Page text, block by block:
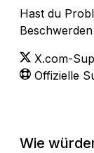
Hast du
X.com-
Offizielle
Wie